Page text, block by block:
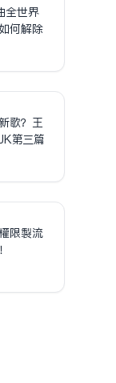
全世界
何解除
歌？王
第三篇
限制流